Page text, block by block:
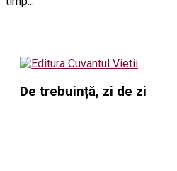
De trebuință, zi de zi